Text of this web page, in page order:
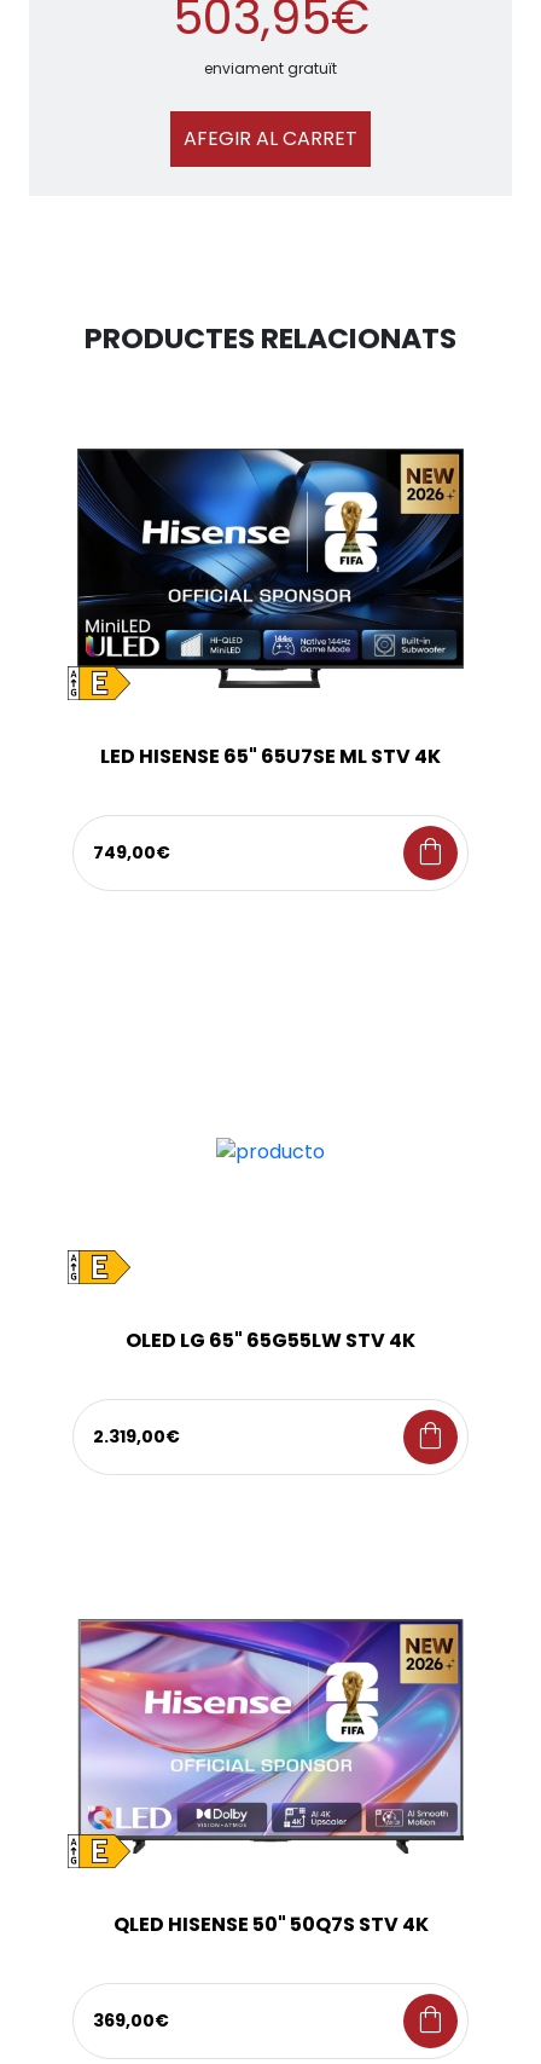
503,95€
enviament gratuït
AFEGIR AL CARRET
PRODUCTES RELACIONATS
LED HISENSE 65" 65U7SE ML STV 4K
749,00€ shopping_bag
OLED LG 65" 65G55LW STV 4K
2.319,00€ shopping_bag
QLED HISENSE 50" 50Q7S STV 4K
369,00€ shopping_bag